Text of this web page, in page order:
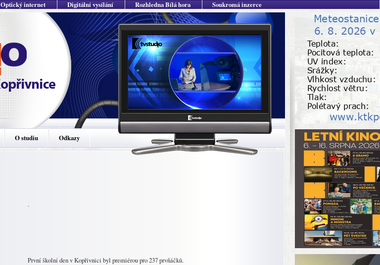
Optický internet Digitální vysílání Rozhledna Bílá hora Soukromá inzerce
O studiu Odkazy
.
První školní den v Kopřivnici byl premiérou pro 237 prvňáčků.